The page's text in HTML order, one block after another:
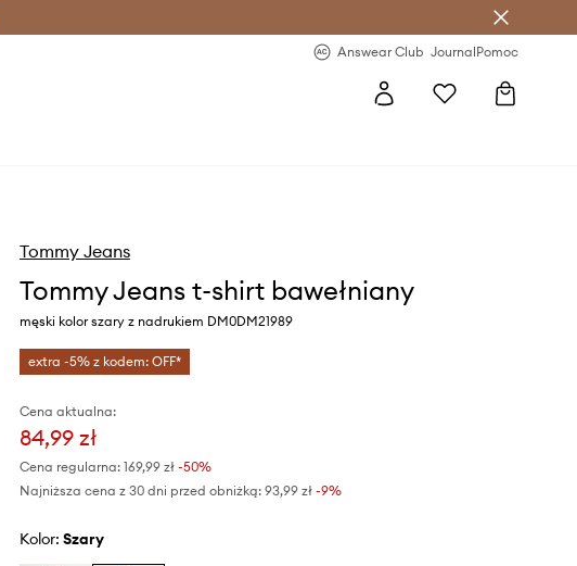
Answear Club JournalPomoc
Tommy Jeans
Tommy Jeans t-shirt bawełniany
męski kolor szary z nadrukiem DM0DM21989
extra -5% z kodem: OFF*
Cena aktualna:
84,99 zł
Cena regularna: 169,99 zł-50%
Najniższa cena z 30 dni przed obniżką: 93,99 zł -9%
Kolor: szary